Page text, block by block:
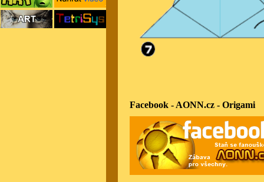
Facebook - AONN.cz - Origami